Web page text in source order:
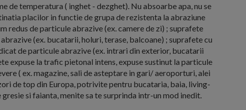
de temperatura ( inghet - dezghet). Nu absoarbe apa, nu se
placilor in functie de grupa de rezistenta la abraziune
redus de particule abrazive (ex. camere de zi) ; suprafete
(ex. bucatarii, holuri, terase, balcoane) ; suprafete cu
de particule abrazive (ex. intrari din exterior, bucatarii
expuse la trafic pietonal intens, expuse sustinut la particule
( ex. magazine, sali de asteptare in gari/ aeroporturi, alei
de top din Europa, potrivite pentru bucataria, baia, living-
si faianta, menite sa te surprinda intr-un mod inedit.